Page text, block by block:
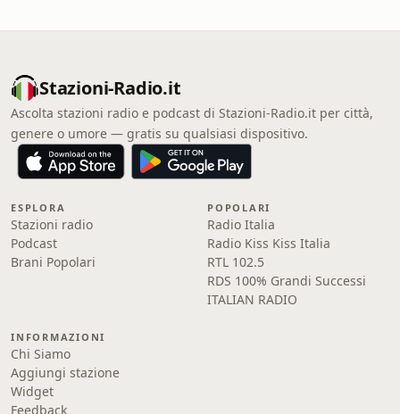
Stazioni-Radio.it
Ascolta stazioni radio e podcast di Stazioni-Radio.it per città,
genere o umore — gratis su qualsiasi dispositivo.
ESPLORA
Stazioni radio
Podcast
Brani Popolari
POPOLARI
Radio Italia
Radio Kiss Kiss Italia
RTL 102.5
RDS 100% Grandi Successi
ITALIAN RADIO
INFORMAZIONI
Chi Siamo
Aggiungi stazione
Widget
Feedback